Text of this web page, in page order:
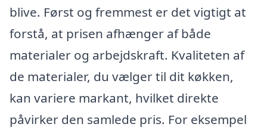
blive. Først og fremmest er det vigtigt at
forstå, at prisen afhænger af både
materialer og arbejdskraft. Kvaliteten af
de materialer, du vælger til dit køkken,
kan variere markant, hvilket direkte
påvirker den samlede pris. For eksempel